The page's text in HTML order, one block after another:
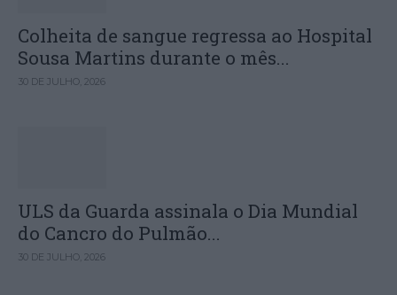
Colheita de sangue regressa ao Hospital
Sousa Martins durante o mês...
30 DE JULHO, 2026
ULS da Guarda assinala o Dia Mundial
do Cancro do Pulmão...
30 DE JULHO, 2026